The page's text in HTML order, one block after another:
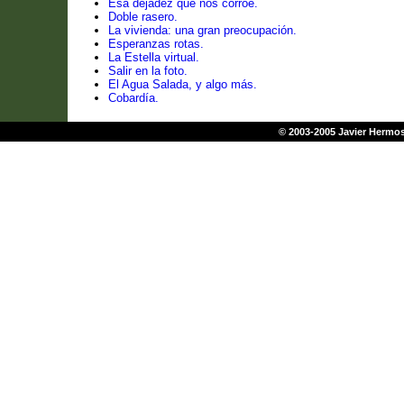
Esa dejadez que nos corroe.
Doble rasero.
La vivienda: una gran preocupación.
Esperanzas rotas.
La Estella virtual.
Salir en la foto.
El Agua Salada, y algo más.
Cobardía.
© 2003-2005 Javier